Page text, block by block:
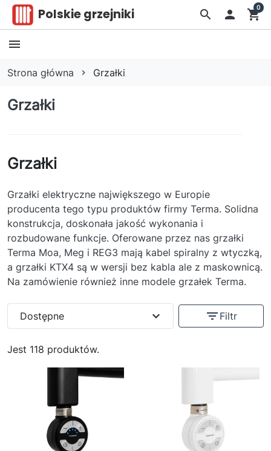
Polskie grzejniki search  shopping_cart
0
Strona główna Grzałki
Grzałki
Grzałki
Grzałki elektryczne największego w Europie
producenta tego typu produktów firmy Terma. Solidna
konstrukcja, doskonała jakość wykonania i
rozbudowane funkcje. Oferowane przez nas grzałki
Terma Moa, Meg i REG3 mają kabel spiralny z wtyczką,
a grzałki KTX4 są w wersji bez kabla ale z maskownicą.
Na zamówienie również inne modele grzałek Terma.
Jest 118 produktów.
Dostępne expand_more filter_list Filtr